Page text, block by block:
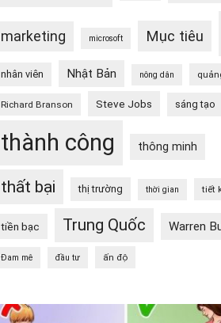
marketing microsoft Mục tiêu
nhân viên Nhật Bản nông dân
Richard Branson Steve Jobs sáng tạo
thành công thông minh
thất bại thị trường thời gian tiết
tiền bạc Trung Quốc Warren
Đam mê đầu tư ấn độ